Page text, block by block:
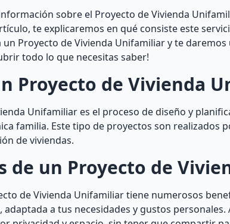
sobre el Proyecto de Vivienda
te explicaremos en qué consiste este
Proyecto de Vivienda Unifamiliar y te daremos
todo lo que necesitas saber!
Proyecto de Vivienda
Unifamiliar es el proceso de diseño y
familia. Este tipo de proyectos son realizados
de viviendas.
de un Proyecto de
de Vivienda Unifamiliar tiene numerosos
adaptada a tus necesidades y gustos